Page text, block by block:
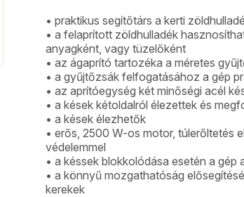
• praktikus segítőtárs a kerti
• a felaprított zöldhulladék
anyagként, vagy tüzelőként
• az ágaprító tartozéka a méretes
• a gyűjtőzsák felfogatásához a gép
• az aprítóegység két minőségi acél
• a kések kétoldalról élezettek és
• a kések élezhetők
• erős, 2500 W-os motor, túlerőltetés
védelemmel
• a késsek blokkolódása esetén a gép
• a könnyű mozgathatóság
kerekek